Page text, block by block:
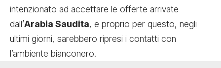
intenzionato ad accettare le offerte arrivate
dall’Arabia Saudita, e proprio per questo, negli
ultimi giorni, sarebbero ripresi i contatti con
l’ambiente bianconero.